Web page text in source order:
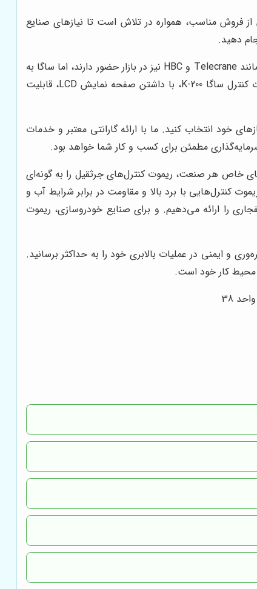
از فروش مناسب، همواره در تلاش است تا نیازهای صنایع
دهید.
در مقایسه با برندهای دیگر موجود در بازار، ساگا از نظر کیفیت ساخت، دقت عملکرد و دوام، یک سر و گردن بالاتر است. برندهای دیگری مانند Telecrane و HBC نیز در بازار حضور دارند، اما ساگا به
دلیل استفاده از تکنولوژی‌های پیشرفته و طراحی ارگونومیک، توانسته است جایگاه ویژه‌ای در بین کاربران پیدا کند. به عنوان مثال، ریموت کنترل ساگا K-200، با داشتن صفحه نمایش LCD، قابلیت
خود انتخاب کنید. ما با ارائه گارانتی معتبر و خدمات
مطمئن برای کسب و کار شما خواهد بود.
خاص هر صنعت، ریموت کنترل‌های جرثقیل را به گونه‌ای
کنترل‌هایی با برد بالا و مقاومت در برابر شرایط آب و
را ارائه می‌دهیم. و برای صنایع خودروسازی، ریموت
و ایمنی در عملیات بالابری خود را به حداکثر برسانید.
محیط کار خود است.